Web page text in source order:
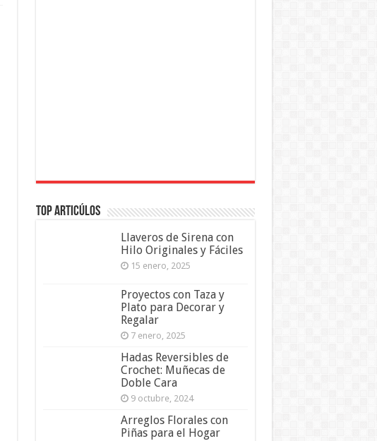
Top Articúlos
Llaveros de Sirena con
Hilo Originales y Fáciles
15 enero, 2025
Proyectos con Taza y
Plato para Decorar y
Regalar
7 enero, 2025
Hadas Reversibles de
Crochet: Muñecas de
Doble Cara
9 octubre, 2024
Arreglos Florales con
Piñas para el Hogar